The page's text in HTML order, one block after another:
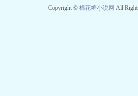
Copyright © 棉花糖小说网 All